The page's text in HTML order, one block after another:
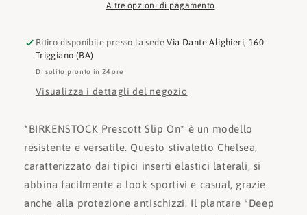
Altre opzioni di pagamento
Ritiro disponibile presso la sedeVia Dante Alighieri, 160 -
Triggiano (BA)
Di solito pronto in 24 ore
Visualizza i dettagli del negozio
*BIRKENSTOCK Prescott Slip On* è un modello
resistente e versatile. Questo stivaletto Chelsea,
caratterizzato dai tipici inserti elastici laterali, si
abbina facilmente a look sportivi e casual, grazie
anche alla protezione antischizzi. Il plantare *Deep